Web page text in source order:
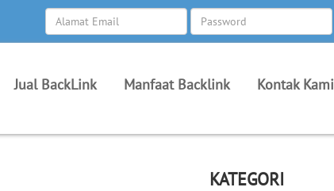
Jual BackLink Manfaat Backlink Kontak Kami
KATEGORI